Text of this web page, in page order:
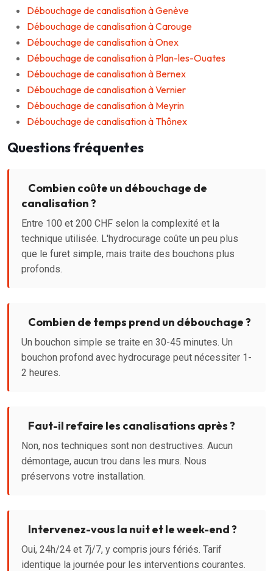
Débouchage de canalisation à Genève
Débouchage de canalisation à Carouge
Débouchage de canalisation à Onex
Débouchage de canalisation à Plan-les-Ouates
Débouchage de canalisation à Bernex
Débouchage de canalisation à Vernier
Débouchage de canalisation à Meyrin
Débouchage de canalisation à Thônex
Questions fréquentes
Combien coûte un débouchage de
canalisation ?
Entre 100 et 200 CHF selon la complexité et la
technique utilisée. L'hydrocurage coûte un peu plus
que le furet simple, mais traite des bouchons plus
profonds.
Combien de temps prend un débouchage ?
Un bouchon simple se traite en 30-45 minutes. Un
bouchon profond avec hydrocurage peut nécessiter 1-
2 heures.
Faut-il refaire les canalisations après ?
Non, nos techniques sont non destructives. Aucun
démontage, aucun trou dans les murs. Nous
préservons votre installation.
Intervenez-vous la nuit et le week-end ?
Oui, 24h/24 et 7j/7, y compris jours fériés. Tarif
identique la journée pour les interventions courantes.